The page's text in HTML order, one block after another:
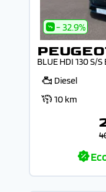
- 32.9%
BLUE HDI 130 S/
Diesel
10 km